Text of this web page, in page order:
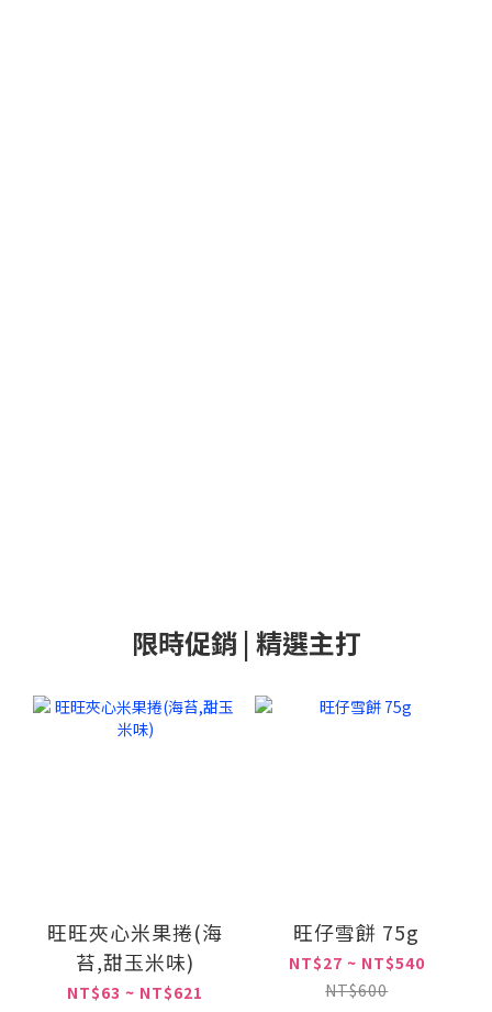
限時促銷 | 精選主打
旺旺夾心米果捲(海
苔,甜玉米味)
NT$63 ~ NT$621
旺仔雪餅 75g
NT$27 ~ NT$540
NT$600